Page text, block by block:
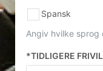
Spansk
Angiv hvilke
*TIDLIGERE